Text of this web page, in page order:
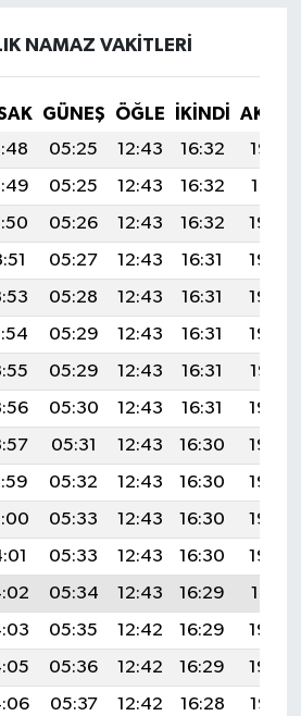
NAMAZ VAKITLERI
GÜNEŞ ÖĞLE İKINDI
05:25 12:43 16:32
19:52
05:25 12:43 16:32
19:51
05:26 12:43 16:32
19:50
05:27 12:43 16:31
19:49
05:28 12:43 16:31
19:48
05:29 12:43 16:31
19:48
05:29 12:43 16:31
19:47
05:30 12:43 16:31
19:46
05:31 12:43 16:30
19:45
05:32 12:43 16:30
19:44
05:33 12:43 16:30
19:43
05:33 12:43 16:30
19:42
05:34 12:43 16:29
19:41
05:35 12:42 16:29
19:40
05:36 12:42 16:29
19:39
05:37 12:42 16:28
19:38